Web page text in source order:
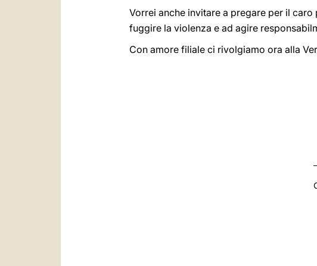
Vorrei anche invitare a pregare per il
fuggire la violenza e ad agire
Con amore filiale ci rivolgiamo ora alla